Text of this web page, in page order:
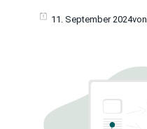
11. September 2024von